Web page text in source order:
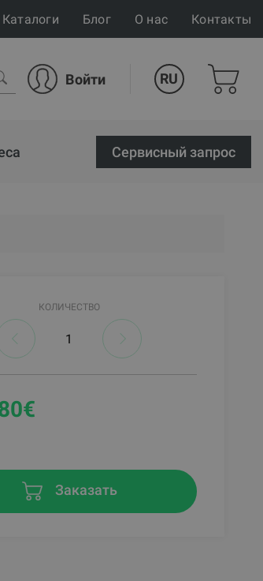
Каталоги Блог О нас Контакты
Войти RU
Cервисный запрос
КОЛИЧЕСТВО
Заказать